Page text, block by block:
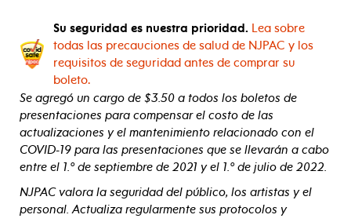
Su seguridad es nuestra prioridad. Lea sobre
todas las precauciones de salud de NJPAC y los
requisitos de seguridad antes de comprar su
boleto.
Se agregó un cargo de $3.50 a todos los boletos de
presentaciones para compensar el costo de las
actualizaciones y el mantenimiento relacionado con el
COVID-19 para las presentaciones que se llevarán a cabo
entre el 1.º de septiembre de 2021 y el 1.º de julio de 2022.
NJPAC valora la seguridad del público, los artistas y el
personal. Actualiza regularmente sus protocolos y